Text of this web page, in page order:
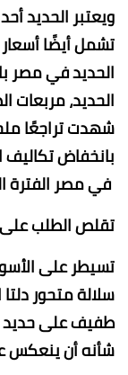
ويعتبر الحديد
تشمل أيضًا أسعار
الحديد في مصر
الحديد، مربعات
شهدت تراجعًا
بانخفاض تكاليف
في مصر الفترة
تقلص الطلب على
تسيطر على
سلالة متحور
طفيف على حديد
شأنه أن ينعكس